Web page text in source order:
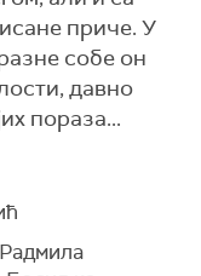
приче. У
собе он
давно
пораза...